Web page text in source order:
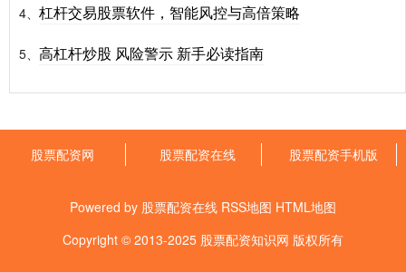
4、 杠杆交易股票软件，智能风控与高倍策略
5、 高杠杆炒股 风险警示 新手必读指南
股票配资网 股票配资在线 股票配资手机版
Powered by 股票配资在线 RSS地图 HTML地图
Copyright © 2013-2025 股票配资知识网 版权所有